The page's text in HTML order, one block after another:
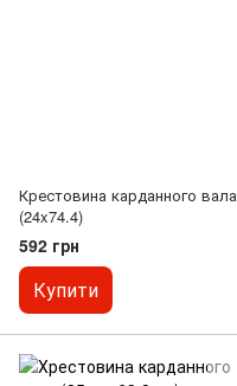
Крестовина карданного вала
(24x74.4)
592 грн
Купити